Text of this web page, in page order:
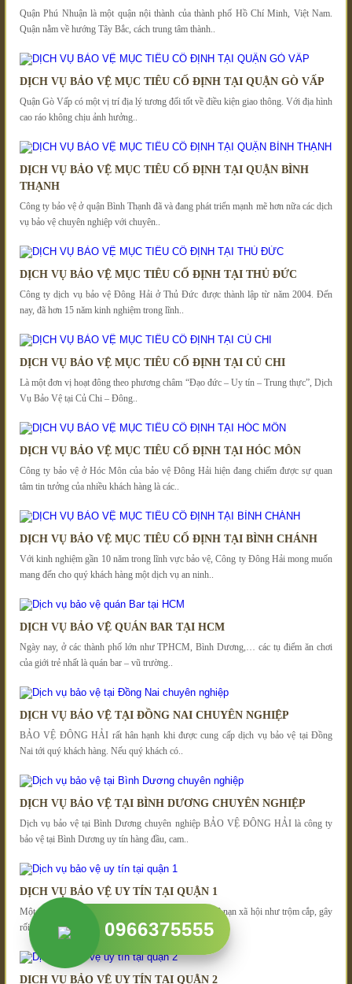
Quận Phú Nhuận là một quận nội thành của thành phố Hồ Chí Minh, Việt Nam.
Quận nằm về hướng Tây Bắc, cách trung tâm thành..
DỊCH VỤ BẢO VỆ MỤC TIÊU CỐ ĐỊNH TẠI QUẬN GÒ VẤP
Quận Gò Vấp có một vị trí địa lý tương đối tốt về điều kiện giao thông. Với địa hình
cao ráo không chịu ảnh hưởng..
DỊCH VỤ BẢO VỆ MỤC TIÊU CỐ ĐỊNH TẠI QUẬN BÌNH
THẠNH
Công ty bảo vệ ở quận Bình Thạnh đã và đang phát triển mạnh mẽ hơn nữa các dịch
vụ bảo vệ chuyên nghiệp với chuyên..
DỊCH VỤ BẢO VỆ MỤC TIÊU CỐ ĐỊNH TẠI THỦ ĐỨC
Công ty dịch vụ bảo vệ Đông Hải ở Thủ Đức được thành lập từ năm 2004. Đến
nay, đã hơn 15 năm kinh nghiệm trong lĩnh..
DỊCH VỤ BẢO VỆ MỤC TIÊU CỐ ĐỊNH TẠI CỦ CHI
Là một đơn vị hoạt đông theo phương châm “Đạo đức – Uy tín – Trung thực”, Dịch
Vụ Bảo Vệ tại Củ Chi – Đông..
DỊCH VỤ BẢO VỆ MỤC TIÊU CỐ ĐỊNH TẠI HÓC MÔN
Công ty bảo vệ ở Hóc Môn của bảo vệ Đông Hải hiện đang chiếm được sự quan
tâm tin tưởng của nhiều khách hàng là các..
DỊCH VỤ BẢO VỆ MỤC TIÊU CỐ ĐỊNH TẠI BÌNH CHÁNH
Với kinh nghiệm gần 10 năm trong lĩnh vực bảo vệ, Công ty Đông Hải mong muốn
mang đến cho quý khách hàng một dịch vụ an ninh..
DỊCH VỤ BẢO VỆ QUÁN BAR TẠI HCM
Ngày nay, ở các thành phố lớn như TPHCM, Bình Dương,… các tụ điểm ăn chơi
của giới trẻ nhất là quán bar – vũ trường..
DỊCH VỤ BẢO VỆ TẠI ĐỒNG NAI CHUYÊN NGHIỆP
BẢO VỆ ĐÔNG HẢI rất hân hạnh khi được cung cấp dịch vụ bảo vệ tại Đồng
Nai tới quý khách hàng. Nếu quý khách có..
DỊCH VỤ BẢO VỆ TẠI BÌNH DƯƠNG CHUYÊN NGHIỆP
Dịch vụ bảo vệ tại Bình Dương chuyên nghiệp BẢO VỆ ĐÔNG HẢI là công ty
bảo vệ tại Bình Dương uy tín hàng đầu, cam..
DỊCH VỤ BẢO VỆ UY TÍN TẠI QUẬN 1
Một trong những quận phát triển nhất TPHCM, các tệ nạn xã hội như trộm cắp, gây
rối trật tự thường xuyên xảy ra. Vì..
DỊCH VỤ BẢO VỆ UY TÍN TẠI QUẬN 2
0966375555